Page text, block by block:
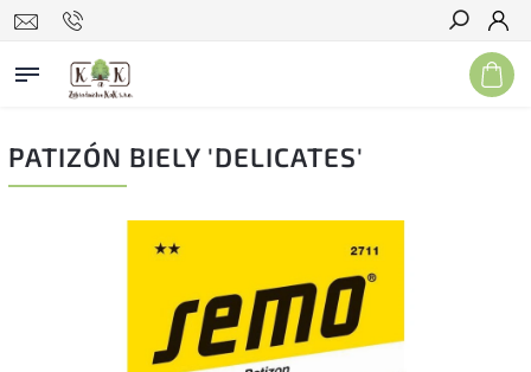
Hľadať
PATIZÓN BIELY 'DELICATES'